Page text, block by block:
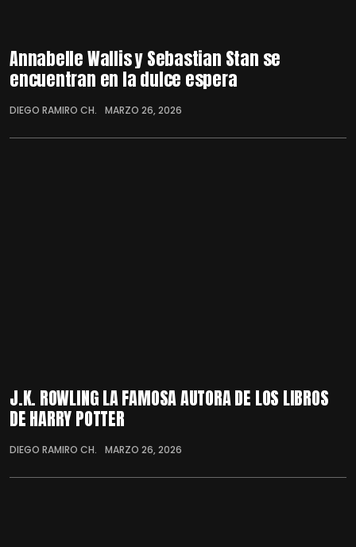
Annabelle Wallis y Sebastian Stan se
encuentran en la dulce espera
DIEGO RAMIRO CH. MARZO 26, 2026
J.K. ROWLING LA FAMOSA AUTORA DE LOS LIBROS
DE HARRY POTTER
DIEGO RAMIRO CH. MARZO 26, 2026